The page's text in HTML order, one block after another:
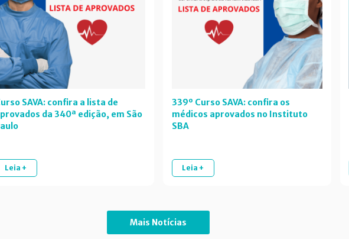
SAVA: confira a lista de
da 340ª edição, em São
Leia +
339º Curso SAVA: confira os
médicos aprovados no Instituto
SBA
Leia +
Mais Notícias